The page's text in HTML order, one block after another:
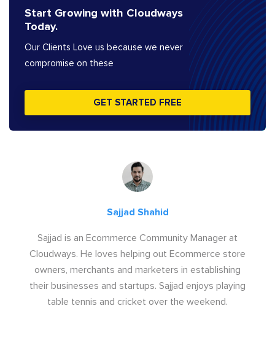
Start Growing with Cloudways
Today.
Our Clients Love us because we never
compromise on these
GET STARTED FREE
Sajjad Shahid
Sajjad is an Ecommerce Community Manager at
Cloudways. He loves helping out Ecommerce store
owners, merchants and marketers in establishing
their businesses and startups. Sajjad enjoys playing
table tennis and cricket over the weekend.